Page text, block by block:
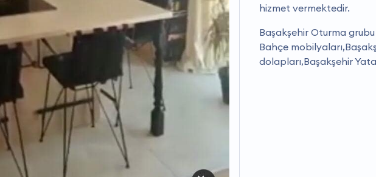
hizmet vermektedir.
Başakşehir Oturma
Bahçe
dolapları,Başakşehir